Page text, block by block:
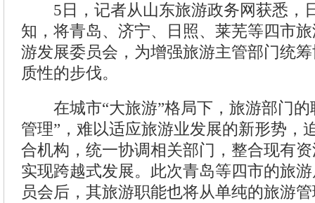
5日，记者从山东旅游政务网获悉，
知，将青岛、济宁、日照、莱芜等四市
游发展委员会，为增强旅游主管部门统
质性的步伐。
在城市“大旅游”格局下，旅游部门的
管理”，难以适应旅游业发展的新形势，
合机构，统一协调相关部门，整合现有
实现跨越式发展。此次青岛等四市的旅
员会后，其旅游职能也将从单纯的旅游